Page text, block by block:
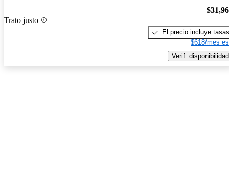
Trato justo
El precio incluye tasas
$618/mes
Verif. disponibilidad